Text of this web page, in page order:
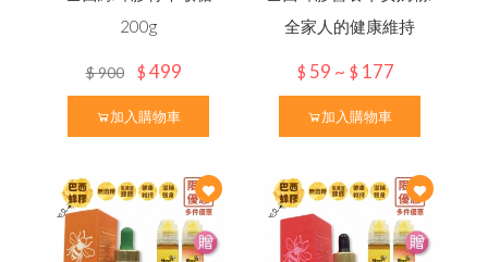
200g
$900 $ 499
加入購物車
全家人的健康維持
$ 59 ~ $ 177
加入購物車